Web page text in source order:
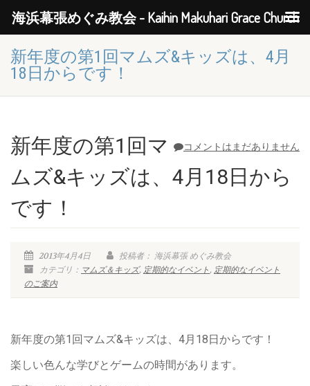
新年度の第1回マムズ&キッズは、4月
18日からです！
コメントはまだありません
新年度の第1回マ
ムズ&キッズは、4月18日から
です！
2013年4月4日
投稿者： 海浜幕張 めぐみ教会
カテゴリ： マムズ＆キッズ, 定期的なイベント, 定期的なイベント
のご案内
新年度の第1回マムズ&キッズは、4月18日からです！
楽しい色んな学びとゲームの時間があります。
海浜幕張めぐみ教会 - Kaihin Makuhari Grace Church